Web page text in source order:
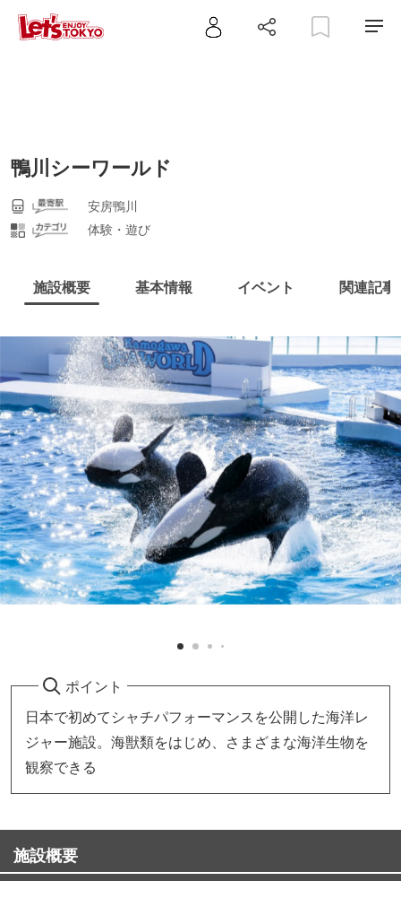
鴨川シーワールド
安房鴨川
体験・遊び
施設概要 基本情報 イベント 関連記事
ポイント
日本で初めてシャチパフォーマンスを公開した海洋レ
ジャー施設。海獣類をはじめ、さまざまな海洋生物を
観察できる
施設概要